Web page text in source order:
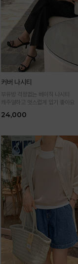
커버 나시티
부유방 걱정없는 베이직 나시티
캐주얼하고 멋스럽게 입기 좋아요
24,000